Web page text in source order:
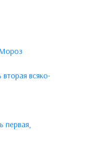
всяко-
первая,